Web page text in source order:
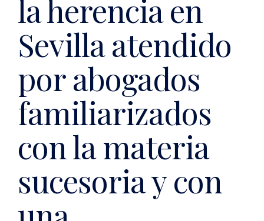
la herencia en
Sevilla atendido
por abogados
familiarizados
con la materia
sucesoria y con